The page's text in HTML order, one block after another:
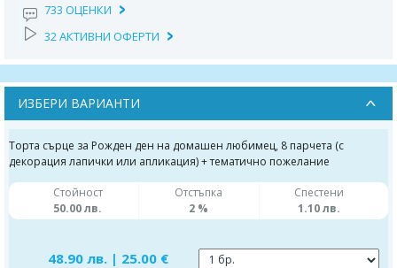
733 ОЦЕНКИ
32 АКТИВНИ ОФЕРТИ
ИЗБЕРИ ВАРИАНТИ
Торта сърце за Рожден ден на домашен любимец, 8 парчета (с
декорация лапички или апликация) + тематично пожелание
Стойност
50.00 лв.
Отстъпка
2 %
Спестени
1.10 лв.
48.90 лв. | 25.00 €